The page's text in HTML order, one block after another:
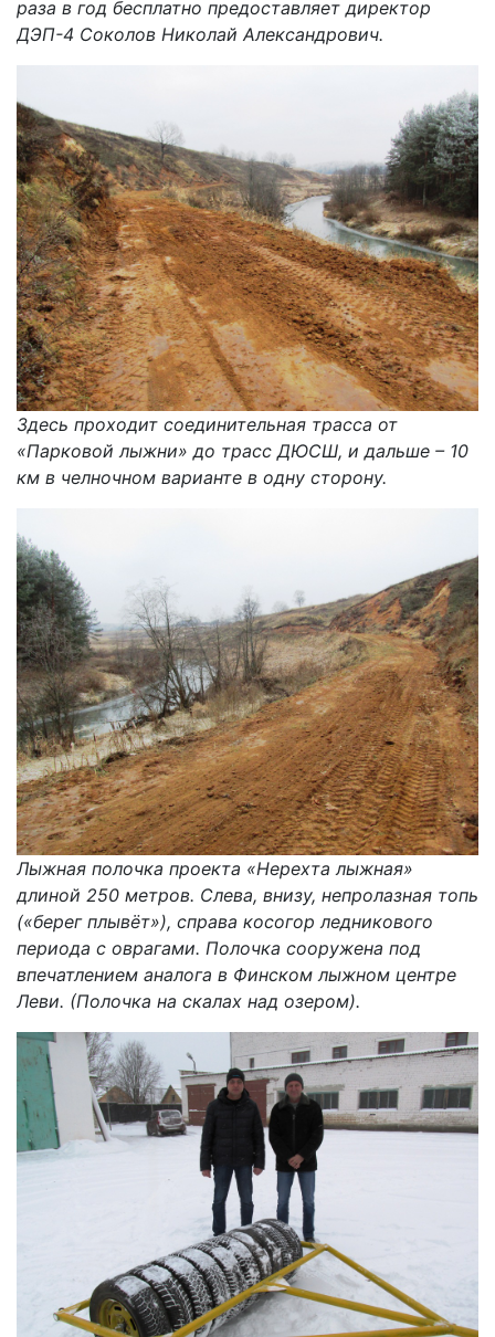
раза в год бесплатно предоставляет директор
ДЭП-4 Соколов Николай Александрович.
Здесь проходит соединительная трасса от
«Парковой лыжни» до трасс ДЮСШ, и дальше – 10
км в челночном варианте в одну сторону.
Лыжная полочка проекта «Нерехта лыжная»
длиной 250 метров. Слева, внизу, непролазная топь
(«берег плывёт»), справа косогор ледникового
периода с оврагами. Полочка сооружена под
впечатлением аналога в Финском лыжном центре
Леви. (Полочка на скалах над озером).